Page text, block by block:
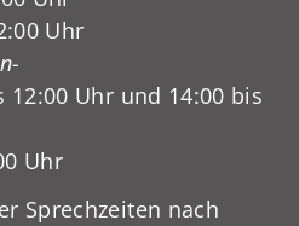
Uhr
12:00 Uhr und 14:00 bis
Uhr
Sprechzeiten nach